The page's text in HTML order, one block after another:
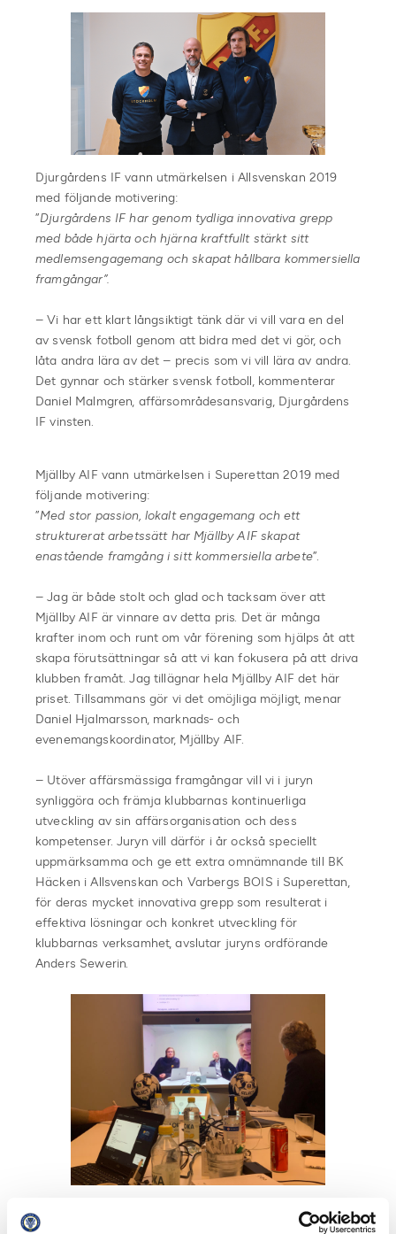
Djurgårdens IF vann utmärkelsen i Allsvenskan 2019
med följande motivering:
”Djurgårdens IF har genom tydliga innovativa grepp
med både hjärta och hjärna kraftfullt stärkt sitt
medlemsengagemang och skapat hållbara kommersiella
framgångar”.
– Vi har ett klart långsiktigt tänk där vi vill vara en del
av svensk fotboll genom att bidra med det vi gör, och
låta andra lära av det – precis som vi vill lära av andra.
Det gynnar och stärker svensk fotboll, kommenterar
Daniel Malmgren, affärsområdesansvarig, Djurgårdens
IF vinsten.
Mjällby AIF vann utmärkelsen i Superettan 2019 med
följande motivering:
”Med stor passion, lokalt engagemang och ett
strukturerat arbetssätt har Mjällby AIF skapat
enastående framgång i sitt kommersiella arbete”.
– Jag är både stolt och glad och tacksam över att
Mjällby AIF är vinnare av detta pris. Det är många
krafter inom och runt om vår förening som hjälps åt att
skapa förutsättningar så att vi kan fokusera på att driva
klubben framåt. Jag tillägnar hela Mjällby AIF det här
priset. Tillsammans gör vi det omöjliga möjligt, menar
Daniel Hjalmarsson, marknads- och
evenemangskoordinator, Mjällby AIF.
– Utöver affärsmässiga framgångar vill vi i juryn
synliggöra och främja klubbarnas kontinuerliga
utveckling av sin affärsorganisation och dess
kompetenser. Juryn vill därför i år också speciellt
uppmärksamma och ge ett extra omnämnande till BK
Häcken i Allsvenskan och Varbergs BOIS i Superettan,
för deras mycket innovativa grepp som resulterat i
effektiva lösningar och konkret utveckling för
klubbarnas verksamhet, avslutar juryns ordförande
Anders Sewerin.
implementerades benchmarking utav